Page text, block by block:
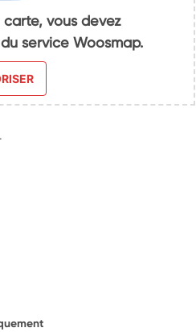
carte, vous devez
service Woosmap.